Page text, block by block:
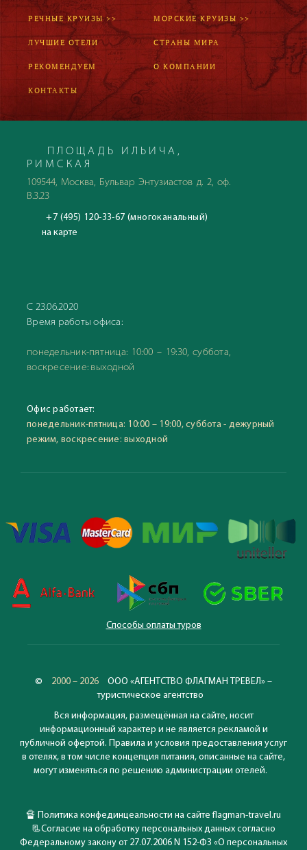
РЕЧНЫЕ КРУИЗЫ >> МОРСКИЕ КРУИЗЫ >>
ЛУЧШИЕ ОТЕЛИ СТРАНЫ МИРА
РЕКОМЕНДУЕМ О КОМПАНИИ
КОНТАКТЫ
ПЛОЩАДЬ ИЛЬИЧА,
РИМСКАЯ
109544, Москва, Бульвар Энтузиастов д. 2, оф.
В.3.23
+7 (495) 120-33-67 (многоканальный)
на карте
С 23.06.2020
Время работы офиса:
понедельник-пятница: 10:00 – 19:30, суббота,
воскресение: выходной
Офис работает:
понедельник-пятница: 10:00 – 19:00, суббота - дежурный
режим, воскресение: выходной
Способы оплаты туров
© 2000 – 2026
ООО «АГЕНТСТВО ФЛАГМАН ТРЕВЕЛ» –
туристическое агентство
Вся информация, размещённая на сайте, носит
информационный характер и не является рекламой и
публичной офертой. Правила и условия предоставления услуг
в отелях, в том числе концепция питания, описанные на сайте,
могут изменяться по решению администрации отелей.
🔏 Политика конфединцеальности на сайте flagman-travel.ru
📃Согласие на обработку персональных данных согласно
Федеральному закону от 27.07.2006 N 152-ФЗ «О персональных